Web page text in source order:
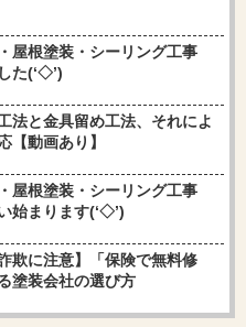
屋根塗装・シーリング工事
た(‘◇’)ゞ
法と金具留め工法、それによ
【動画あり】
屋根塗装・シーリング工事
始まります(‘◇’)ゞ
欺に注意】「保険で無料修
塗装会社の選び方